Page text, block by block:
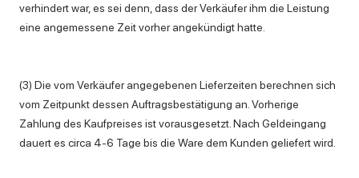
verhindert war, es sei denn, dass der Verkäufer ihm die Leistung
eine angemessene Zeit vorher angekündigt hatte.
(3) Die vom Verkäufer angegebenen Lieferzeiten berechnen sich
vom Zeitpunkt dessen Auftragsbestätigung an. Vorherige
Zahlung des Kaufpreises ist vorausgesetzt. Nach Geldeingang
dauert es circa 4-6 Tage bis die Ware dem Kunden geliefert wird.